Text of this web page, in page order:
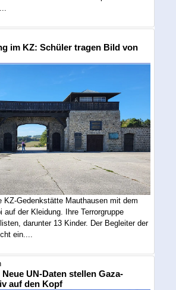
im KZ: Schüler tragen Bild von
KZ-Gedenkstätte Mauthausen mit dem
auf der Kleidung. Ihre Terrorgruppe
darunter 13 Kinder. Der Begleiter der
ein....
UN-Daten stellen Gaza-
auf den Kopf